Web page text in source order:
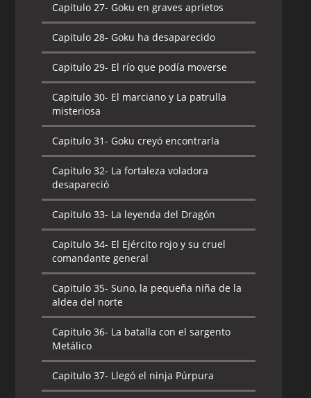
Capitulo 27- Goku en graves aprietos
Capitulo 28- Goku ha desaparecido
Capitulo 29- El río que podía moverse
Capitulo 30- El marciano y La patrulla
misteriosa
Capitulo 31- Goku creyó encontrarla
Capitulo 32- La fortaleza voladora
desapareció
Capitulo 33- La leyenda del Dragón
Capitulo 34- El Ejército rojo y su cruel
comandante general
Capitulo 35- Suno, la pequeña niña de la
aldea del norte
Capitulo 36- La batalla con el sargento
Metálico
Capitulo 37- Llegó el ninja Púrpura